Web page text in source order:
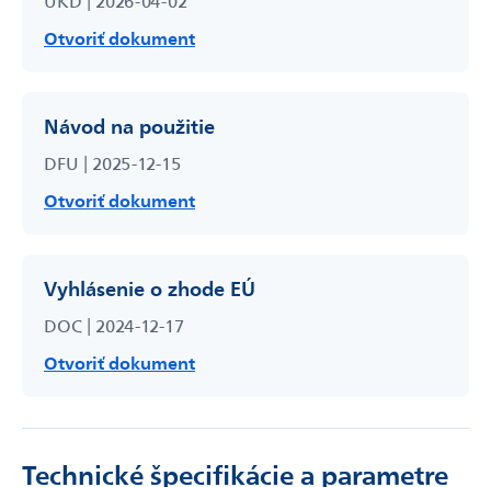
Otvoriť dokument
Návod na použitie
DFU | 2025-12-15
Otvoriť dokument
Vyhlásenie o zhode EÚ
DOC | 2024-12-17
Otvoriť dokument
Technické špecifikácie a parametre